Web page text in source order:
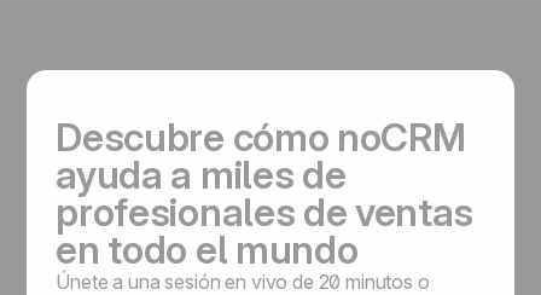
Descubre cómo noCRM
ayuda a miles de
profesionales de ventas
en todo el mundo
Únete a una sesión en vivo de 20 minutos o